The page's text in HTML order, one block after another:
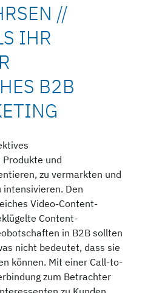
//
IHR
B2B
und
zu vermarkten und
intensivieren. Den
Video-Content-
Content-
in B2B sollten
nicht bedeutet, dass sie
können. Mit einer Call-to-
zum Betrachter